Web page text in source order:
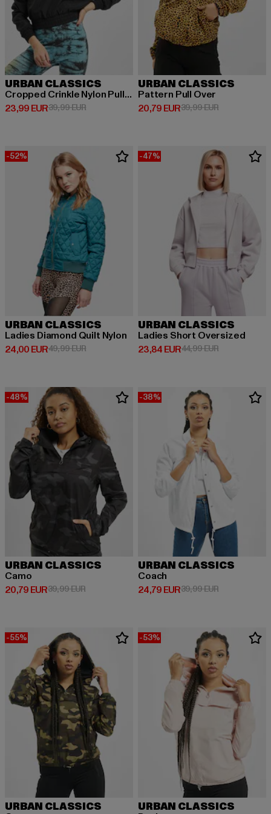
URBAN CLASSICS
Cropped Crinkle Nylon Pull Over
23,99 EUR
Derzeitiger Preis: 23,99 EUR
39,99 EURAktionspreis: 39,99 EUR
URBAN CLASSICS
Pattern Pull Over
20,79 EUR
Derzeitiger Preis: 20,79 EUR
39,99 EURAktionspreis:
-52%
URBAN CLASSICS
Ladies Diamond Quilt Nylon
24,00 EUR
Derzeitiger Preis: 24,00 EUR
49,99 EURAktionspreis: 49,99 EUR
-47%
URBAN CLASSICS
Ladies Short Oversized
23,84 EUR
Derzeitiger Preis: 23,84 EUR
44,99 EURAktionspreis:
-48%
URBAN CLASSICS
Camo
20,79 EUR
Derzeitiger Preis: 20,79 EUR
39,99 EURAktionspreis: 39,99 EUR
-38%
URBAN CLASSICS
Coach
24,79 EUR
Derzeitiger Preis: 24,79 EUR
39,99 EURAktionspreis:
-55%
URBAN CLASSICS
-53%
URBAN CLASSICS